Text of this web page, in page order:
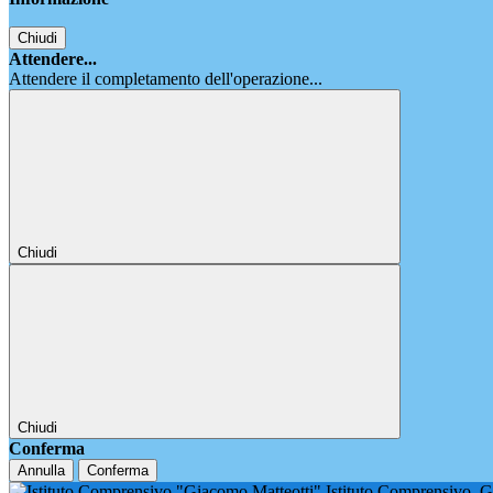
Chiudi
Attendere...
Attendere il completamento dell'operazione...
Chiudi
Chiudi
Conferma
Annulla Conferma